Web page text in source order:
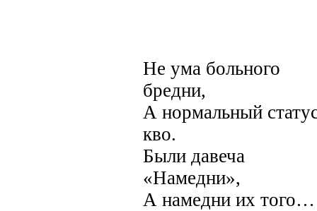
Не ума больного
бредни,
А нормальный
кво.
Были давеча
«Намедни»,
А намедни их того…